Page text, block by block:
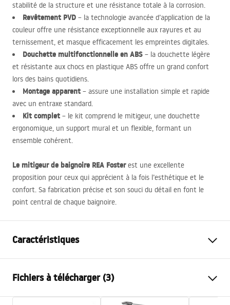
stabilité de la structure et une résistance totale à la corrosion.
Revêtement PVD – la technologie avancée d’application de la
couleur offre une résistance exceptionnelle aux rayures et au
ternissement, et masque efficacement les empreintes digitales.
Douchette multifonctionnelle en ABS – la douchette légère
et résistante aux chocs en plastique ABS offre un grand confort
lors des bains quotidiens.
Montage apparent – assure une installation simple et rapide
avec un entraxe standard.
Kit complet – le kit comprend le mitigeur, une douchette
ergonomique, un support mural et un flexible, formant un
ensemble cohérent.
Le mitigeur de baignoire REA Fosterest une excellente
proposition pour ceux qui apprécient à la fois l’esthétique et le
confort. Sa fabrication précise et son souci du détail en font le
point central de chaque baignoire.
Caractéristiques
Méthode de montage
Couleur
Cuivre brossé
Fichiers à télécharger (3)